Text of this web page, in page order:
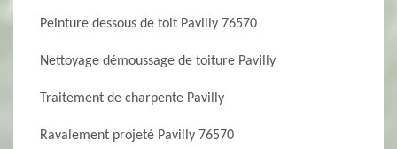
Peinture dessous de toit Pavilly 76570
Nettoyage démoussage de toiture Pavilly
Traitement de charpente Pavilly
Ravalement projeté Pavilly 76570